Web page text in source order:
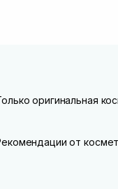
оригинальная
от